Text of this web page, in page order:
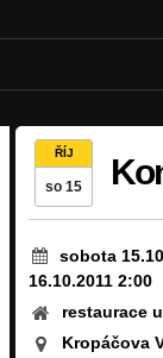
ŘÍJ
so 15
sobota
16.10.2011 2:00
restaurace
Kropáčova